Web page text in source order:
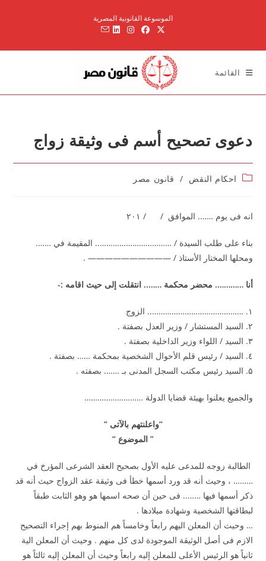
الموسوعة القانونية المصرية
القائمة
دعوى تصحيح أسم فى وثيقة زواج
Postاحكام النقض / قانون مصر
انه فى يوم ……. الموافق / / ۲۰۱
بناء على طلب السيدة / …………………………….. المقيمة في …….
ومحلها المختار الأستاذ / —————————— .
أنا …………. محضر محكمة …….. انتقلت إلى حيث اقامه :-
۱. …………………………………….. الزوج
۲. السيد المستشار / وزير العدل بصفتة .
۳. السيد / اللواء وزير الداخلية بصفتة .
٤. السيد / رئيس قلم الأحوال الشخصية بمحكمة …… بصفتة .
۵. السيد رئيس مكتب السجل المدنى بـ ……. بصفته .
والجميع يعلنوا بهيئة قضايا الدولة ………………………
“واعلنتهم بالآتى “
” الموضوع “
الطالبة زوجه للمدعى عليه الأول بصحيح العقد الشرعى المؤرخ في
……… ، وحيث أنه قد ورد أسمها خطأ فى وثيقة عقد الزواج حيث أنه قد
ذكر أسمها فيها …….. فى حين أن صحه اسمها هو وهو الثابت طبقاً
لبطاقتها الشخصية وشهادة ميلادها .
… وحيث أن المعلن اليهم رابعاً وخامساً هم المنوط بهم إجراء التصحيح
الازم فى أصل الوثيقة الموجودة لدى كل منهم . وحيث أن المعلن الية
ثانياً هو الرئيس الأعلى للمعلن إليه رابعاً وحيث أن المعلن إليه ثالثاً هو